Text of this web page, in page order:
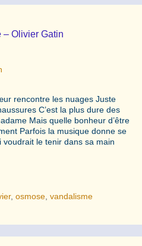
– Olivier Gatin
rencontre les nuages Juste
C’est la plus dure des
Mais quelle bonheur d’être
Parfois la musique donne se
le tenir dans sa main
,osmose ,vandalisme